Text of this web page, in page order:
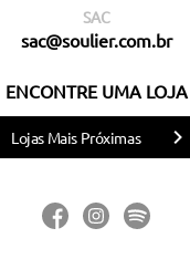
SAC
sac@soulier.com.br
ENCONTRE UMA LOJA
Lojas Mais Próximas